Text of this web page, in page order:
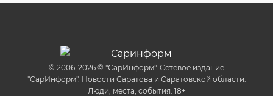
© 2006-2026 © "СарИнформ". Сетевое издание
"СарИнформ". Новости Саратова и Саратовской области.
Люди, места, события. 18+